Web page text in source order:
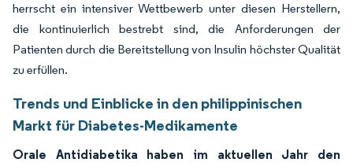
herrscht ein intensiver Wettbewerb unter diesen Herstellern,
die kontinuierlich bestrebt sind, die Anforderungen der
Patienten durch die Bereitstellung von Insulin höchster Qualität
zu erfüllen.
Trends und Einblicke in den philippinischen
Markt für Diabetes-Medikamente
Orale Antidiabetika haben im aktuellen Jahr den